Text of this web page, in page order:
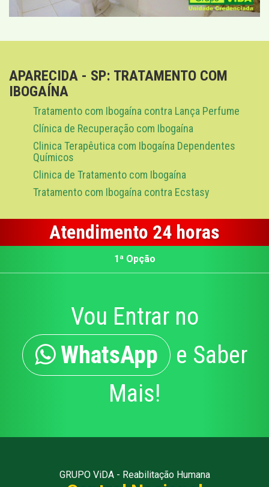
APARECIDA - SP: TRATAMENTO COM
IBOGAÍNA
Tratamento com Ibogaína contra Lança Perfume
Clínica de Recuperação com Ibogaína
Clinica Terapêutica com Ibogaína Dependentes
Químicos
Clinica de Tratamento com Ibogaína
Tratamento com Ibogaína contra Ecstasy
Atendimento 24 horas
1ª Opção
Vou Entrar no
WhatsApp e Saber
Mais!
GRUPO ViDA - Reabilitação Humana